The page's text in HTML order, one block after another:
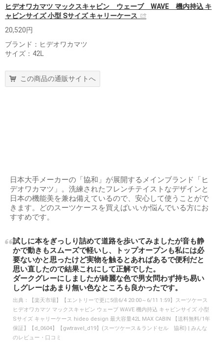
ヒデオワカマツ マックスキャビン ウェーブ WAVE 機内持込 キ
ャビンサイズ 小型 Sサイズ キャリーケース
20,520円
ブランド：ヒデオワカマツ
サイズ：42L
この商品の通販サイトへ
日本大手メーカーの「協和」が展開するメインブランド「ヒ
デオワカマツ」。洗練されたフレンチテイストなデザインと
日本の機能美を兼ね備えているので、安心して使うことがで
きます。どのスーツケースを買えばいいか悩んでいる方にお
すすめです。
試しに本をぎっしり詰めて道路を歩いてみましたが音も静
かで動きもスムーズで軽いし、トップオープンも私には必
要ないかと思ったけど実物を触るとあればあるで便利だと
思い直したので結果これにして正解でした。
ダークグレーにしましたが綺麗な色で男女問わず持ち易い
しグレーはあまり無い色なところも良かったです。
出典：
【楽天市場】【エントリーで更に5倍6/4 20:00～6/11 1:59】スーツケース
ヒデオワカマツ マックスキャビン ウェーブ WAVE 機内持込 キャビンサイズ 小型
Sサイズ キャリーケース hideo design 最大容量42L MAX CABIN 【送料無料/1年
保証】【d_0604】【gwtravel_d19】(スーツケース＆ランドセル 協和) | みんな
のレビュー・口コミ